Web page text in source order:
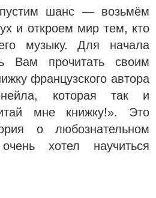
шанс — возьмём
и откроем мир тем, кто
музыку. Для начала
Вам прочитать своим
французского автора
которая так и
мне книжку!». Это
о любознательном
хотел научиться